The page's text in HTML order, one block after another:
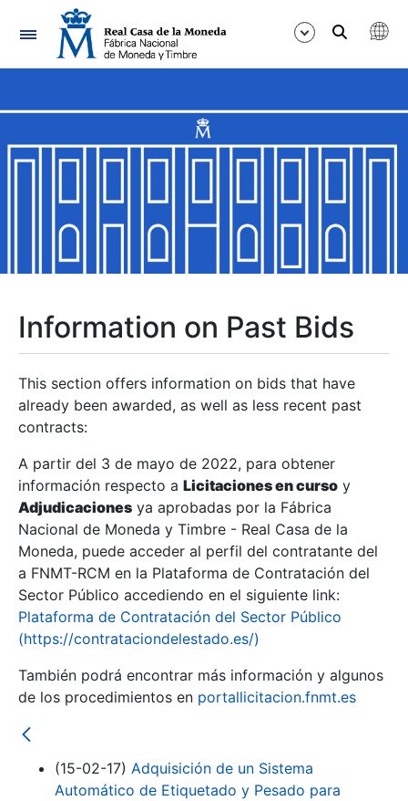
Navigation
Show/Hide
Show/Hide
Show/Hide
Show/Hide
Show/Hide
Show/Hide
Information on Past Bids
This section offers information on bids that have
already been awarded, as well as less recent past
contracts:
A partir del 3 de mayo de 2022, para obtener
información respecto a Licitaciones en curso y
Adjudicaciones ya aprobadas por la Fábrica
Nacional de Moneda y Timbre - Real Casa de la
Moneda, puede acceder al perfil del contratante del
a FNMT-RCM en la Plataforma de Contratación del
Sector Público accediendo en el siguiente link:
Plataforma de Contratación del Sector Público
(https://contrataciondelestado.es/)
También podrá encontrar más información y algunos
de los procedimientos en portallicitacion.fnmt.es
(15-02-17) Adquisición de un Sistema
Automático de Etiquetado y Pesado para